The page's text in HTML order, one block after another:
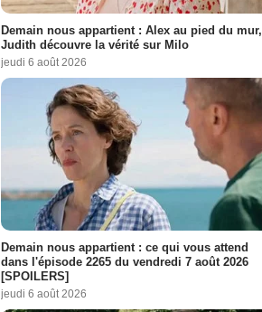
Demain nous appartient : Alex au pied du mur,
Judith découvre la vérité sur Milo
jeudi 6 août 2026
Demain nous appartient : ce qui vous attend
dans l'épisode 2265 du vendredi 7 août 2026
[SPOILERS]
jeudi 6 août 2026